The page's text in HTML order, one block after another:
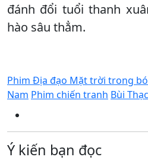
đánh đổi tuổi thanh
hào sâu thẳm.
Phim Địa đạo Mặt trời trong
Nam Phim chiến tranh Bùi
Ý kiến bạn đọc